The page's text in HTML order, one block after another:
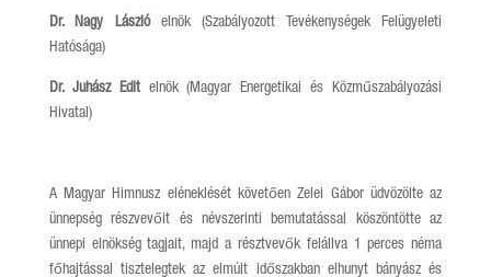
Dr. Nagy Lászlóelnök (Szabályozott Tevékenységek Felügyeleti
Hatósága)
Dr. Juhász Editelnök (Magyar Energetikai és Közműszabályozási
Hivatal)
A Magyar Himnusz eléneklését követően Zelei Gábor üdvözölte az
ünnepség részvevőit és névszerinti bemutatással köszöntötte az
ünnepi elnökség tagjait, majd a résztvevők felállva 1 perces néma
főhajtással tisztelegtek az elmúlt időszakban elhunyt bányász és